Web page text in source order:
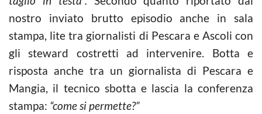
nostro inviato brutto episodio anche in sala
stampa, lite tra giornalisti di Pescara e Ascoli con
gli steward costretti ad intervenire. Botta e
risposta anche tra un giornalista di Pescara e
Mangia, il tecnico sbotta e lascia la conferenza
stampa: “come si permette?”